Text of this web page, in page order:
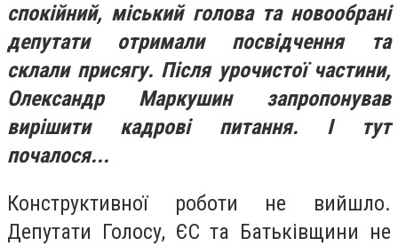
спокійний, міський голова та новообрані
депутати отримали посвідчення та
склали присягу. Після урочистої частини,
Олександр Маркушин запропонував
вирішити кадрові питання. І тут
почалося...
Конструктивної роботи не вийшло.
Депутати Голосу, ЄС та Батьківщини не